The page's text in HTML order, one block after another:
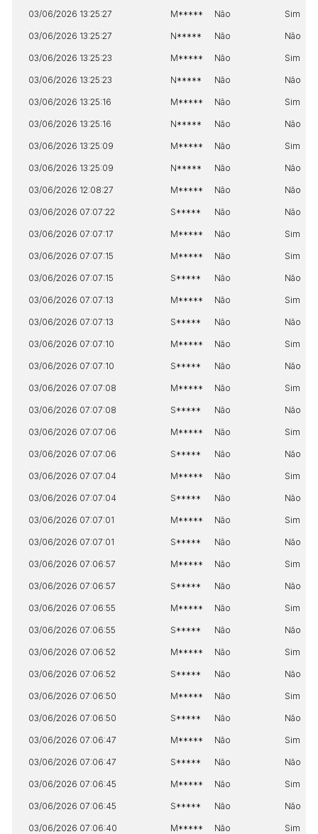
03/06/2026 13:25:27 M***** Não Sim
03/06/2026 13:25:27 N***** Não Não
03/06/2026 13:25:23 M***** Não Sim
03/06/2026 13:25:23 N***** Não Não
03/06/2026 13:25:16 M***** Não Sim
03/06/2026 13:25:16 N***** Não Não
03/06/2026 13:25:09 M***** Não Sim
03/06/2026 13:25:09 N***** Não Não
03/06/2026 12:08:27 M***** Não Não
03/06/2026 07:07:22 S***** Não Não
03/06/2026 07:07:17 M***** Não Sim
03/06/2026 07:07:15 M***** Não Sim
03/06/2026 07:07:15 S***** Não Não
03/06/2026 07:07:13 M***** Não Sim
03/06/2026 07:07:13 S***** Não Não
03/06/2026 07:07:10 M***** Não Sim
03/06/2026 07:07:10 S***** Não Não
03/06/2026 07:07:08 M***** Não Sim
03/06/2026 07:07:08 S***** Não Não
03/06/2026 07:07:06 M***** Não Sim
03/06/2026 07:07:06 S***** Não Não
03/06/2026 07:07:04 M***** Não Sim
03/06/2026 07:07:04 S***** Não Não
03/06/2026 07:07:01 M***** Não Sim
03/06/2026 07:07:01 S***** Não Não
03/06/2026 07:06:57 M***** Não Sim
03/06/2026 07:06:57 S***** Não Não
03/06/2026 07:06:55 M***** Não Sim
03/06/2026 07:06:55 S***** Não Não
03/06/2026 07:06:52 M***** Não Sim
03/06/2026 07:06:52 S***** Não Não
03/06/2026 07:06:50 M***** Não Sim
03/06/2026 07:06:50 S***** Não Não
03/06/2026 07:06:47 M***** Não Sim
03/06/2026 07:06:47 S***** Não Não
03/06/2026 07:06:45 M***** Não Sim
03/06/2026 07:06:45 S***** Não Não
03/06/2026 07:06:40 M***** Não Sim